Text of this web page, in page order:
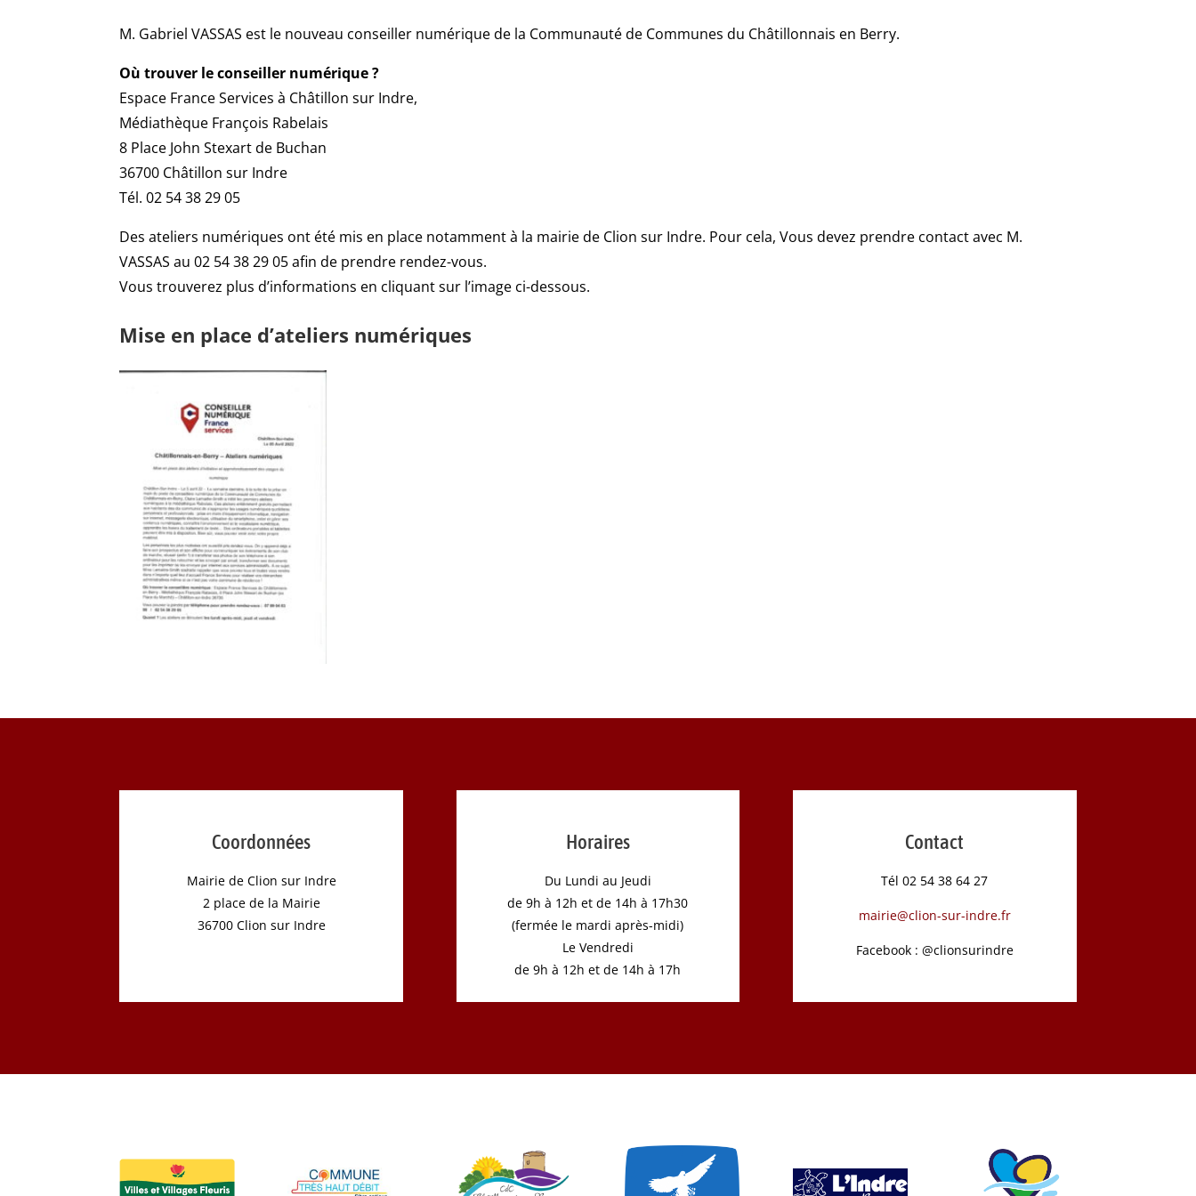
M. Gabriel VASSAS est le nouveau conseiller numérique de la Communauté de Communes du Châtillonnais en Berry.
Où trouver le conseiller numérique ?
Espace France Services à Châtillon sur Indre,
Médiathèque François Rabelais
8 Place John Stexart de Buchan
36700 Châtillon sur Indre
Tél. 02 54 38 29 05
Des ateliers numériques ont été mis en place notamment à la mairie de Clion sur Indre. Pour cela, Vous devez prendre contact avec M.
VASSAS au 02 54 38 29 05 afin de prendre rendez-vous.
Vous trouverez plus d’informations en cliquant sur l’image ci-dessous.
Mise en place d’ateliers numériques
Coordonnées
Mairie de Clion sur Indre
2 place de la Mairie
36700 Clion sur Indre
Horaires
Du Lundi au Jeudi
de 9h à 12h et de 14h à 17h30
(fermée le mardi après-midi)
Le Vendredi
de 9h à 12h et de 14h à 17h
Contact
Tél 02 54 38 64 27
mairie@clion-sur-indre.fr
Facebook : @clionsurindre